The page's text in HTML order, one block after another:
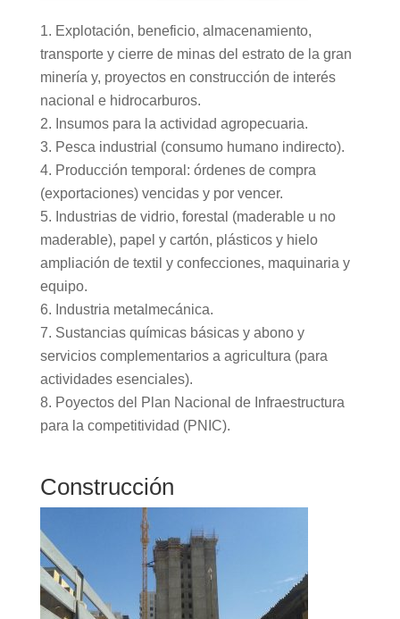
Explotación, beneficio, almacenamiento,
transporte y cierre de minas del estrato de la gran
minería y, proyectos en construcción de interés
nacional e hidrocarburos.
Insumos para la actividad agropecuaria.
Pesca industrial (consumo humano indirecto).
Producción temporal: órdenes de compra
(exportaciones) vencidas y por vencer.
Industrias de vidrio, forestal (maderable u no
maderable), papel y cartón, plásticos y hielo
ampliación de textil y confecciones, maquinaria y
equipo.
Industria metalmecánica.
Sustancias químicas básicas y abono y
servicios complementarios a agricultura (para
actividades esenciales).
Poyectos del Plan Nacional de Infraestructura
para la competitividad (PNIC).
Construcción